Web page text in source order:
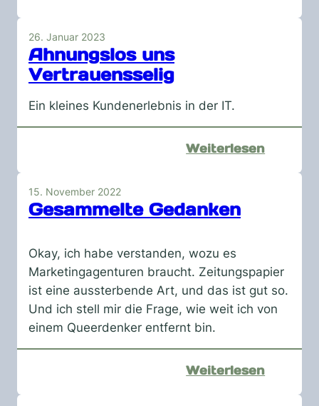
26. Januar 2023
Ahnungslos uns
Vertrauensselig
Ein kleines Kundenerlebnis in der IT.
Weiterlesen:
15. November 2022
Gesammelte Gedanken
Okay, ich habe verstanden, wozu es
Marketingagenturen braucht. Zeitungspapier
ist eine aussterbende Art, und das ist gut so.
Und ich stell mir die Frage, wie weit ich von
einem Queerdenker entfernt bin.
Weiterlesen: